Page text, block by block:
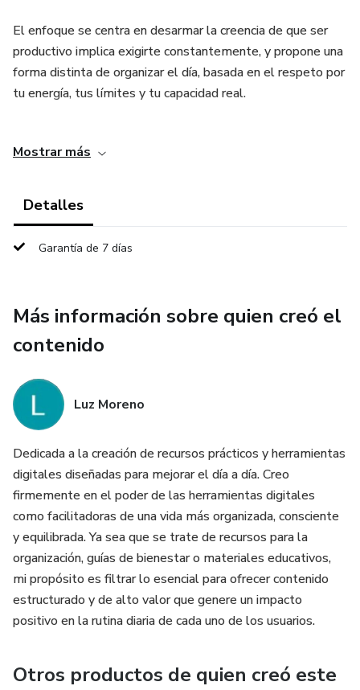
El enfoque se centra en desarmar la creencia de que ser
productivo implica exigirte constantemente, y propone una
forma distinta de organizar el día, basada en el respeto por
tu energía, tus límites y tu capacidad real.
mental
el tiempo
- Orientaciones para organizarte sin caer en exigencias
irreales
Esta guía es una invitación a construir un sistema de trabajo
objetivos no ocurra a costa de tu salud mental, sino a
través de una organización consciente y un autodiálogo
más amable.
Esta guía es para ti si:
- La ansiedad interfiere con tu productividad
- Te exiges más de lo que puedes sostener
Mostrar más
Detalles
Garantía de 7 días
Más información sobre quien creó el
contenido
Luz Moreno
Dedicada a la creación de recursos prácticos y herramientas
digitales diseñadas para mejorar el día a día. Creo
firmemente en el poder de las herramientas digitales
como facilitadoras de una vida más organizada, consciente
y equilibrada. Ya sea que se trate de recursos para la
organización, guías de bienestar o materiales educativos,
mi propósito es filtrar lo esencial para ofrecer contenido
estructurado y de alto valor que genere un impacto
positivo en la rutina diaria de cada uno de los usuarios.
Otros productos de quien creó este